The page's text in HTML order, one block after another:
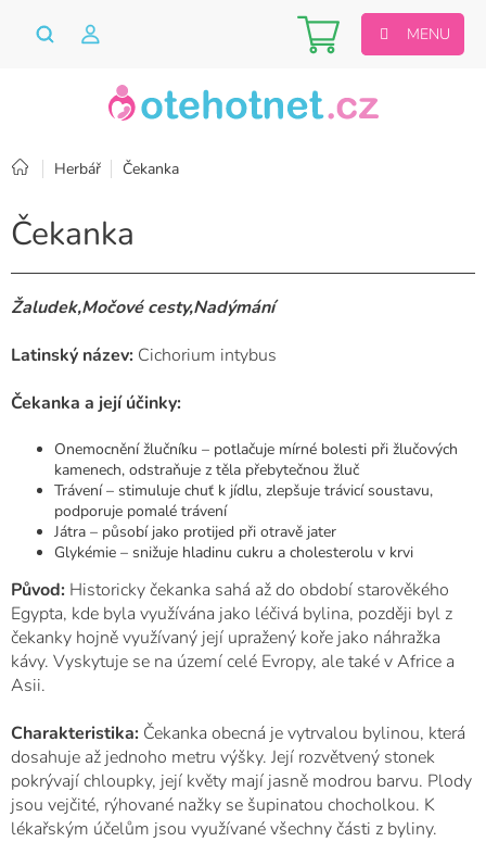
Nákupní
košík
DomůHerbář Čekanka
Čekanka
Žaludek,Močové cesty,Nadýmání
Latinský název: Cichorium intybus
Čekanka a její účinky:
Onemocnění žlučníku – potlačuje mírné bolesti při žlučových
kamenech, odstraňuje z těla přebytečnou žluč
Trávení – stimuluje chuť k jídlu, zlepšuje trávicí soustavu,
podporuje pomalé trávení
Játra – působí jako protijed při otravě jater
Glykémie – snižuje hladinu cukru a cholesterolu v krvi
Původ: Historicky čekanka sahá až do období starověkého
Egypta, kde byla využívána jako léčivá bylina, později byl z
čekanky hojně využívaný její upražený koře jako náhražka
kávy. Vyskytuje se na území celé Evropy, ale také v Africe a
Asii.
Charakteristika: Čekanka obecná je vytrvalou bylinou, která
dosahuje až jednoho metru výšky. Její rozvětvený stonek
pokrývají chloupky, její květy mají jasně modrou barvu. Plody
jsou vejčité, rýhované nažky se šupinatou chocholkou. K
lékařským účelům jsou využívané všechny části z byliny.